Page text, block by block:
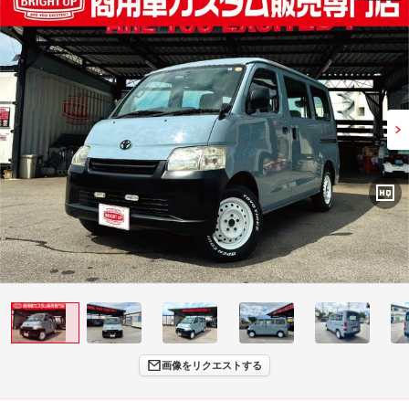
画像をリクエストする